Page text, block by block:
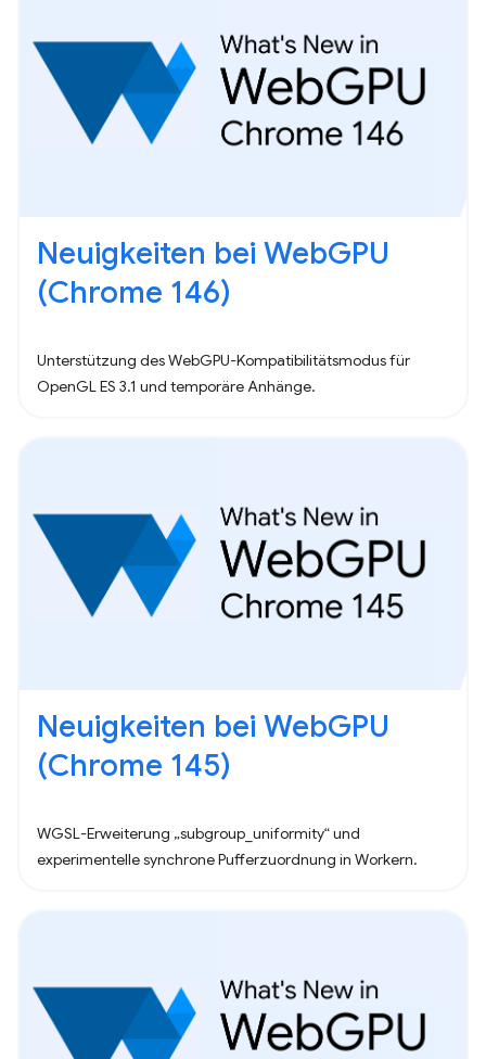
Neuigkeiten bei WebGPU
(Chrome 146)
Unterstützung des WebGPU-Kompatibilitätsmodus für
OpenGL ES 3.1 und temporäre Anhänge.
Neuigkeiten bei WebGPU
(Chrome 145)
WGSL-Erweiterung „subgroup_uniformity“ und
experimentelle synchrone Pufferzuordnung in Workern.